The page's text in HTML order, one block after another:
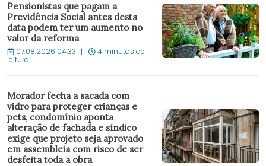
Pensionistas que pagam a
Previdência Social antes desta
data podem ter um aumento no
valor da reforma
07.08.2026 04:33 4 minutos de
leitura
Morador fecha a sacada com
vidro para proteger crianças e
pets, condomínio aponta
alteração de fachada e síndico
exige que projeto seja aprovado
em assembleia com risco de ser
desfeita toda a obra